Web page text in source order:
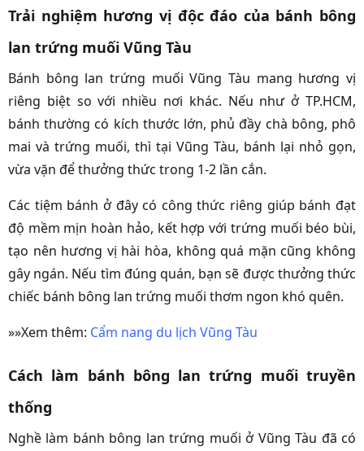
Trải nghiệm hương vị độc đáo của bánh bông
lan trứng muối Vũng Tàu
Bánh bông lan trứng muối Vũng Tàu mang hương vị
riêng biệt so với nhiều nơi khác. Nếu như ở TP.HCM,
bánh thường có kích thước lớn, phủ đầy chà bông, phô
mai và trứng muối, thì tại Vũng Tàu, bánh lại nhỏ gọn,
vừa vặn để thưởng thức trong 1-2 lần cắn.
Các tiệm bánh ở đây có công thức riêng giúp bánh đạt
độ mềm mịn hoàn hảo, kết hợp với trứng muối béo bùi,
tạo nên hương vị hài hòa, không quá mặn cũng không
gây ngán. Nếu tìm đúng quán, bạn sẽ được thưởng thức
chiếc bánh bông lan trứng muối thơm ngon khó quên.
»»Xem thêm: Cẩm nang du lịch Vũng Tàu
Cách làm bánh bông lan trứng muối truyền
thống
Nghề làm bánh bông lan trứng muối ở Vũng Tàu đã có